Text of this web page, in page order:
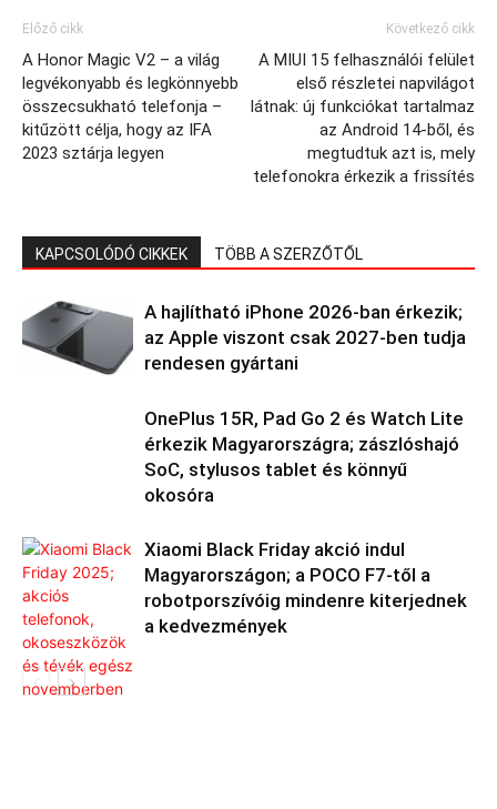
Előző cikk
A Honor Magic V2 – a világ
legvékonyabb és legkönnyebb
összecsukható telefonja –
kitűzött célja, hogy az IFA
2023 sztárja legyen
Következő cikk
A MIUI 15 felhasználói felület
első részletei napvilágot
látnak: új funkciókat tartalmaz
az Android 14-ből, és
megtudtuk azt is, mely
telefonokra érkezik a frissítés
KAPCSOLÓDÓ CIKKEK TÖBB A SZERZŐTŐL
A hajlítható iPhone 2026-ban érkezik;
az Apple viszont csak 2027-ben tudja
rendesen gyártani
OnePlus 15R, Pad Go 2 és Watch Lite
érkezik Magyarországra; zászlóshajó
SoC, stylusos tablet és könnyű
okosóra
Xiaomi Black Friday akció indul
Magyarországon; a POCO F7-től a
robotporszívóig mindenre kiterjednek
a kedvezmények